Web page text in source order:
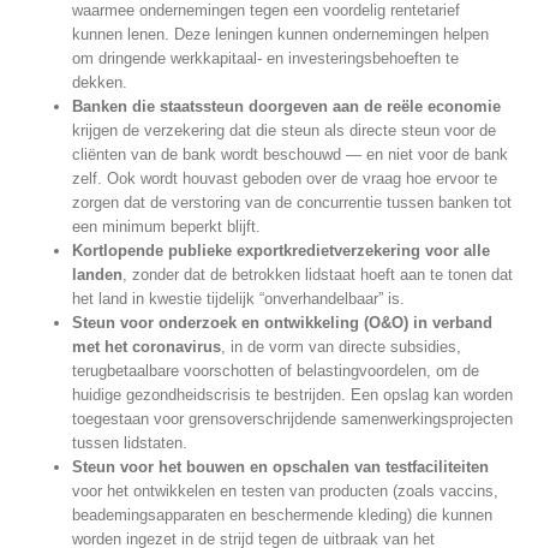
waarmee ondernemingen tegen een voordelig rentetarief
kunnen lenen. Deze leningen kunnen ondernemingen helpen
om dringende werkkapitaal- en investeringsbehoeften te
dekken.
Banken die staatssteun doorgeven aan de reële economie
krijgen de verzekering dat die steun als directe steun voor de
cliënten van de bank wordt beschouwd — en niet voor de bank
zelf. Ook wordt houvast geboden over de vraag hoe ervoor te
zorgen dat de verstoring van de concurrentie tussen banken tot
een minimum beperkt blijft.
Kortlopende publieke exportkredietverzekering voor alle
landen, zonder dat de betrokken lidstaat hoeft aan te tonen dat
het land in kwestie tijdelijk “onverhandelbaar” is.
Steun voor onderzoek en ontwikkeling (O&O) in verband
met het coronavirus, in de vorm van directe subsidies,
terugbetaalbare voorschotten of belastingvoordelen, om de
huidige gezondheidscrisis te bestrijden. Een opslag kan worden
toegestaan voor grensoverschrijdende samenwerkingsprojecten
tussen lidstaten.
Steun voor het bouwen en opschalen van testfaciliteiten
voor het ontwikkelen en testen van producten (zoals vaccins,
beademingsapparaten en beschermende kleding) die kunnen
worden ingezet in de strijd tegen de uitbraak van het